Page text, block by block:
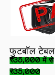
फुटबॉल टेबल
₹35,000 में से
₹35,000